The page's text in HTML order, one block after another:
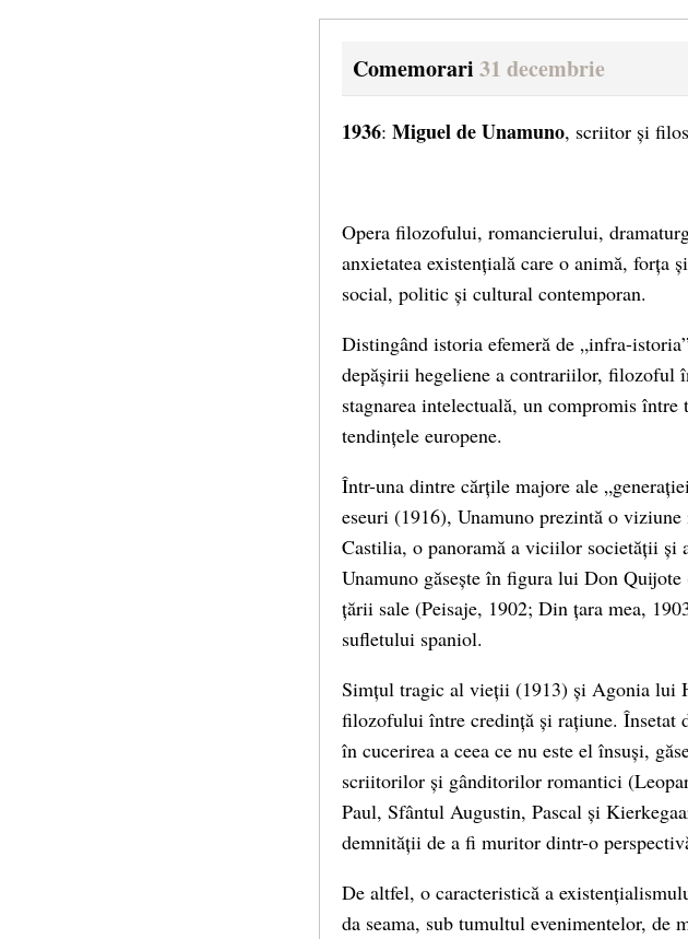
Comemorari 31 decembrie
1936: Miguel de Unamuno, scriitor și
Opera filozofului, romancierului,
anxietatea existențială care o animă,
social, politic și cultural contemporan.
Distingând istoria efemeră de „infra-
depășirii hegeliene a contrariilor, filozoful
stagnarea intelectuală, un compromis
tendințele europene.
Într-una dintre cărțile majore ale
eseuri (1916), Unamuno prezintă o
Castilia, o panoramă a viciilor societății
Unamuno găsește în figura lui Don
țării sale (Peisaje, 1902; Din țara mea,
sufletului spaniol.
Simțul tragic al vieții (1913) și Agonia lui
filozofului între credință și rațiune. Însetat
în cucerirea a ceea ce nu este el însuși,
scriitorilor și gânditorilor romantici
Paul, Sfântul Augustin, Pascal și
demnității de a fi muritor dintr-o
De altfel, o caracteristică a
da seama, sub tumultul evenimentelor,